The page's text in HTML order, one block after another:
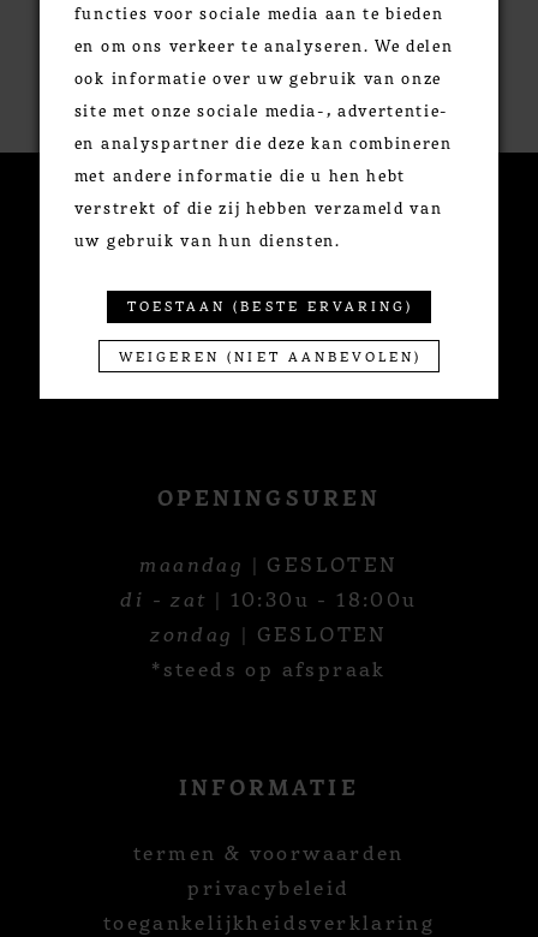
CONTACTEER ONS
+32 3 291 70 60
Minderbroedersrui 49
2000 Antwerpen
OPENINGSUREN
maandag | GESLOTEN
di - zat | 10:30u - 18:00u
zondag | GESLOTEN
*steeds op afspraak
INFORMATIE
termen & voorwaarden
privacybeleid
toegankelijkheidsverklaring
functies voor sociale media aan te bieden
en om ons verkeer te analyseren. We delen
ook informatie over uw gebruik van onze
site met onze sociale media-, advertentie-
en analyspartner die deze kan combineren
met andere informatie die u hen hebt
verstrekt of die zij hebben verzameld van
uw gebruik van hun diensten.
TOESTAAN (BESTE ERVARING)
WEIGEREN (NIET AANBEVOLEN)